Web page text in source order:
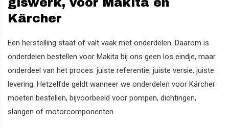
Kärcher
Een herstelling staat of valt vaak met onderdelen. Daarom is
onderdelen bestellen voor Makita bij ons geen los eindje, maar
onderdeel van het proces: juiste referentie, juiste versie, juiste
levering. Hetzelfde geldt wanneer we onderdelen voor Kärcher
moeten bestellen, bijvoorbeeld voor pompen, dichtingen,
slangen of motorcomponenten.